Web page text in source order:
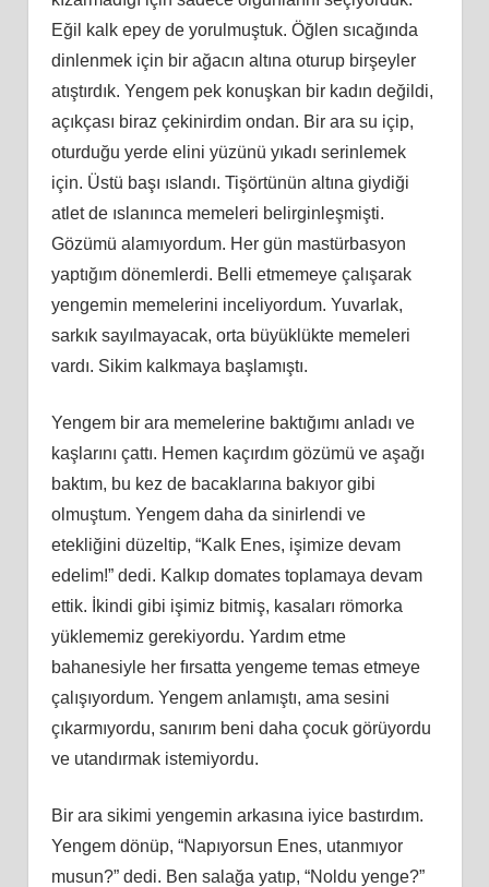
Eğil kalk epey de yorulmuştuk. Öğlen sıcağında
dinlenmek için bir ağacın altına oturup birşeyler
atıştırdık. Yengem pek konuşkan bir kadın değildi,
açıkçası biraz çekinirdim ondan. Bir ara su içip,
oturduğu yerde elini yüzünü yıkadı serinlemek
için. Üstü başı ıslandı. Tişörtünün altına giydiği
atlet de ıslanınca memeleri belirginleşmişti.
Gözümü alamıyordum. Her gün mastürbasyon
yaptığım dönemlerdi. Belli etmemeye çalışarak
yengemin memelerini inceliyordum. Yuvarlak,
sarkık sayılmayacak, orta büyüklükte memeleri
vardı. Sikim kalkmaya başlamıştı.
Yengem bir ara memelerine baktığımı anladı ve
kaşlarını çattı. Hemen kaçırdım gözümü ve aşağı
baktım, bu kez de bacaklarına bakıyor gibi
olmuştum. Yengem daha da sinirlendi ve
etekliğini düzeltip, “Kalk Enes, işimize devam
edelim!” dedi. Kalkıp domates toplamaya devam
ettik. İkindi gibi işimiz bitmiş, kasaları römorka
yüklememiz gerekiyordu. Yardım etme
bahanesiyle her fırsatta yengeme temas etmeye
çalışıyordum. Yengem anlamıştı, ama sesini
çıkarmıyordu, sanırım beni daha çocuk görüyordu
ve utandırmak istemiyordu.
Bir ara sikimi yengemin arkasına iyice bastırdım.
Yengem dönüp, “Napıyorsun Enes, utanmıyor
musun?” dedi. Ben salağa yatıp, “Noldu yenge?”